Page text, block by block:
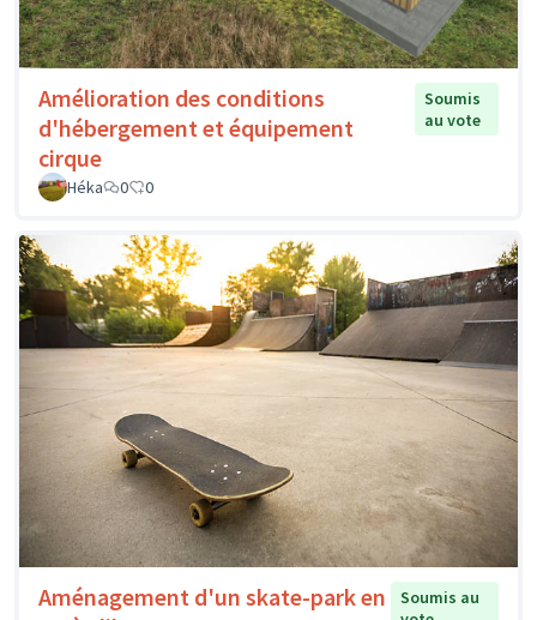
Amélioration des conditions
d'hébergement et équipement
cirque
Soumis
au vote
Héka 0 0
Aménagement d'un skate-park en
Soumis au